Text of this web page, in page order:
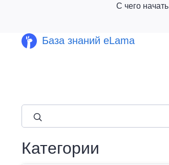
База знаний eLama
С чего начать
Категории